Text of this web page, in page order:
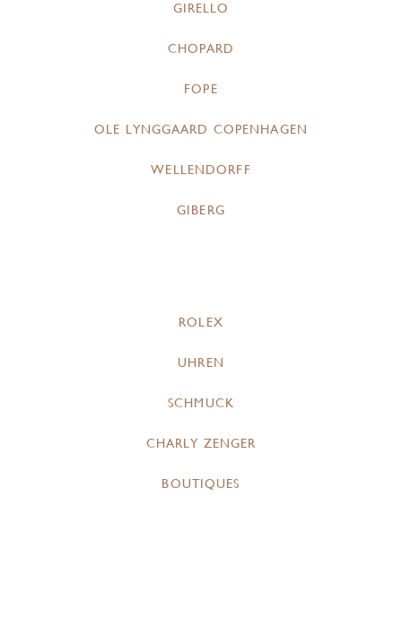
GIRELLO
CHOPARD
FOPE
OLE LYNGGAARD COPENHAGEN
WELLENDORFF
GIBERG
ROLEX
UHREN
SCHMUCK
CHARLY ZENGER
BOUTIQUES